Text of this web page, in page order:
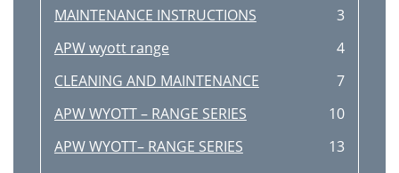
MAINTENANCE INSTRUCTIONS
3
APW wyott range
4
CLEANING AND MAINTENANCE
7
APW WYOTT – RANGE SERIES
10
APW WYOTT– RANGE SERIES
13